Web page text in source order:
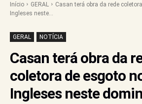
Início GERAL
Casan terá obra da rede
Ingleses neste...
GERAL NOTÍCIA
Casan terá obra da
coletora de esgoto
Ingleses neste